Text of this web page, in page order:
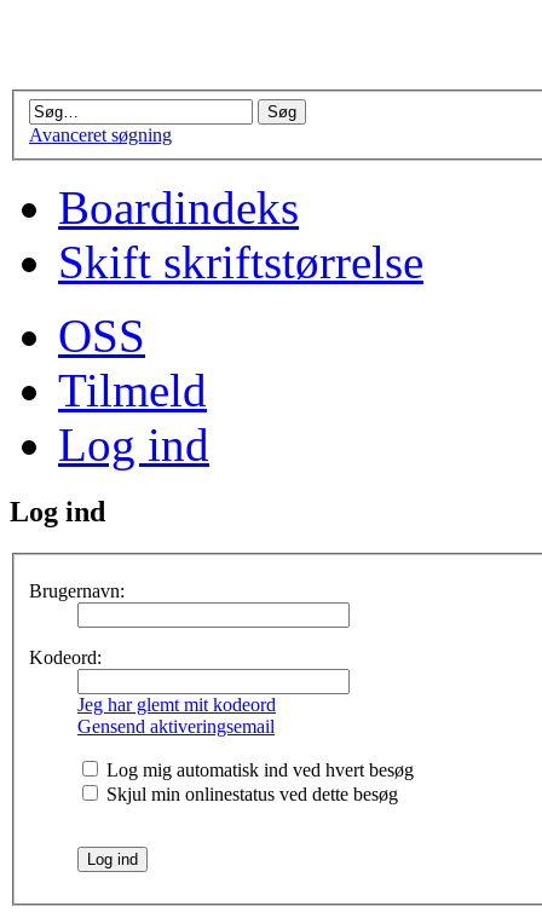
Avanceret søgning
Boardindeks
Skift skriftstørrelse
OSS
Tilmeld
Log ind
Log ind
Brugernavn:
Kodeord:
Jeg har glemt mit kodeord
Gensend aktiveringsemail
Log mig automatisk ind ved hvert besøg
Skjul min onlinestatus ved dette besøg